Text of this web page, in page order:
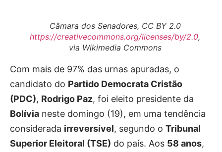
Câmara dos Senadores, CC BY 2.0
https://creativecommons.org/licenses/by/2.0,
via Wikimedia Commons
Com mais de 97% das urnas apuradas, o
candidato do Partido Democrata Cristão
(PDC), Rodrigo Paz, foi eleito presidente da
Bolívia neste domingo (19), em uma tendência
considerada irreversível, segundo o Tribunal
Superior Eleitoral (TSE) do país. Aos 58 anos,